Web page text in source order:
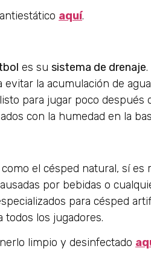
aquí.
es su sistema de drenaje
la acumulación de
para jugar poco después
con la humedad en la
el césped natural, sí es
por bebidas o
para césped
los jugadores.
limpio y desinfectado